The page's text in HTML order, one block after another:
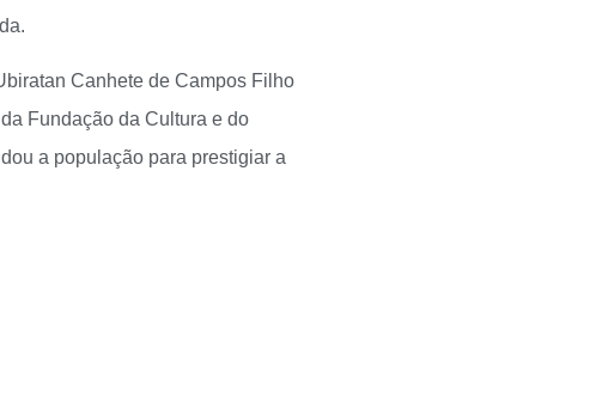
Canhete de Campos Filho
Fundação da Cultura e do
a população para prestigiar a